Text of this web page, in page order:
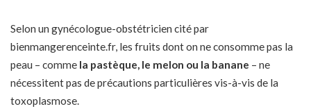
Selon un gynécologue-obstétricien cité par
bienmangerenceinte.fr, les fruits dont on ne consomme pas la
peau – comme la pastèque, le melon ou la banane – ne
nécessitent pas de précautions particulières vis-à-vis de la
toxoplasmose.